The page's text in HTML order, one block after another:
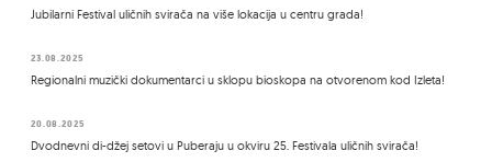
Jubilarni Festival uličnih svirača na više lokacija u centru grada!
23.08.2025
Regionalni muzički dokumentarci u sklopu bioskopa na otvorenom kod Izleta!
20.08.2025
Dvodnevni di-džej setovi u Puberaju u okviru 25. Festivala uličnih svirača!